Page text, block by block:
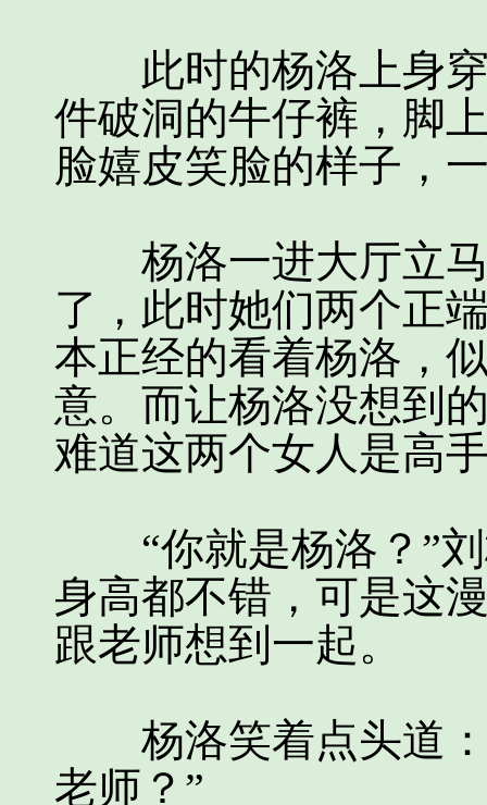
此时的杨洛上身穿
件破洞的牛仔裤，脚
脸嬉皮笑脸的样子，
杨洛一进大厅立马
了，此时她们两个正
本正经的看着杨洛，
意。而让杨洛没想到
难道这两个女人是高
“你就是杨洛？”刘
身高都不错，可是这
跟老师想到一起。
杨洛笑着点头道：
老师？”